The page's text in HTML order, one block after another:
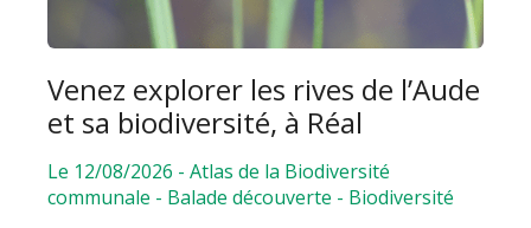
Venez explorer les rives de l’Aude
et sa biodiversité, à Réal
Le 12/08/2026 - Atlas de la Biodiversité
communale - Balade découverte - Biodiversité